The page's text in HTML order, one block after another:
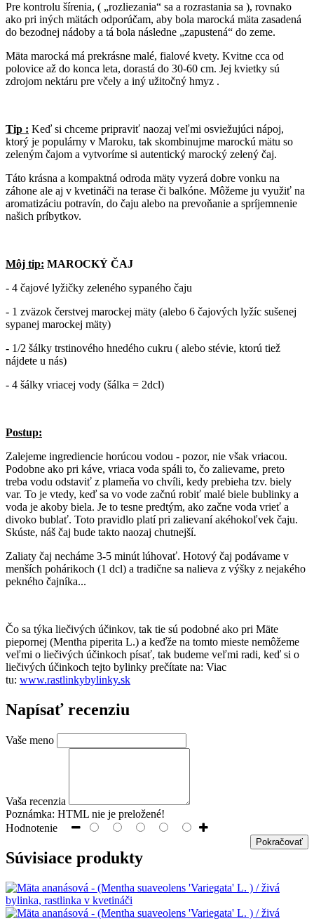
Pre kontrolu šírenia, ( „rozliezania“ sa a rozrastania sa ), rovnako
ako pri iných mätách odporúčam, aby bola marocká mäta zasadená
do bezodnej nádoby a tá bola následne „zapustená“ do zeme.
Mäta marocká má prekrásne malé, fialové kvety. Kvitne cca od
polovice až do konca leta, dorastá do 30-60 cm. Jej kvietky sú
zdrojom nektáru pre včely a iný užitočný hmyz .
Tip : Keď si chceme pripraviť naozaj veľmi osviežujúci nápoj,
ktorý je populárny v Maroku, tak skombinujme marockú mätu so
zeleným čajom a vytvoríme si autentický marocký zelený čaj.
Táto krásna a kompaktná odroda mäty vyzerá dobre vonku na
záhone ale aj v kvetináči na terase či balkóne. Môžeme ju využiť na
aromatizáciu potravín, do čaju alebo na prevoňanie a spríjemnenie
našich príbytkov.
Môj tip: MAROCKÝ ČAJ
- 4 čajové lyžičky zeleného sypaného čaju
- 1 zväzok čerstvej marockej mäty (alebo 6 čajových lyžíc sušenej
sypanej marockej mäty)
- 1/2 šálky trstinového hnedého cukru ( alebo stévie, ktorú tiež
nájdete u nás)
- 4 šálky vriacej vody (šálka = 2dcl)
Postup:
Zalejeme ingrediencie horúcou vodou - pozor, nie však vriacou.
Podobne ako pri káve, vriaca voda spáli to, čo zalievame, preto
treba vodu odstaviť z plameňa vo chvíli, kedy prebieha tzv. biely
var. To je vtedy, keď sa vo vode začnú robiť malé biele bublinky a
voda je akoby biela. Je to tesne predtým, ako začne voda vrieť a
divoko bublať. Toto pravidlo platí pri zalievaní akéhokoľvek čaju.
Skúste, náš čaj bude takto naozaj chutnejší.
Zaliaty čaj necháme 3-5 minút lúhovať. Hotový čaj podávame v
menších pohárikoch (1 dcl) a tradične sa nalieva z výšky z nejakého
pekného čajníka...
Čo sa týka liečivých účinkov, tak tie sú podobné ako pri Mäte
piepornej (Mentha piperita L.) a keďže na tomto mieste nemôžeme
veľmi o liečivých účinkoch písať, tak budeme veľmi radi, keď si o
liečivých účinkoch tejto bylinky prečítate na: Viac
tu: www.rastlinkybylinky.sk
Napísať recenziu
Vaše meno
Vaša recenzia
Poznámka: HTML nie je preložené!
Hodnotenie
Pokračovať
Súvisiace produkty